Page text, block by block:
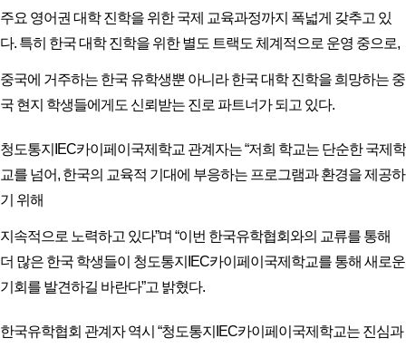
주요 영어권 대학 진학을 위한 국제 교육과정까지 폭넓게 갖추고 있
다. 특히 한국 대학 진학을 위한 별도 트랙도 체계적으로 운영 중으로,
중국에 거주하는 한국 유학생뿐 아니라 한국 대학 진학을 희망하는 중
국 현지 학생들에게도 신뢰받는 진로 파트너가 되고 있다.
청도통지IEC카이페이국제학교 관계자는 “저희 학교는 단순한 국제학
교를 넘어, 한국의 교육적 기대에 부응하는 프로그램과 환경을 제공하
기 위해
지속적으로 노력하고 있다”며 “이번 한국유학협회와의 교류를 통해
더 많은 한국 학생들이 청도통지IEC카이페이국제학교를 통해 새로운
기회를 발견하길 바란다”고 밝혔다.
한국유학협회 관계자 역시 “청도통지IEC카이페이국제학교는 진심과